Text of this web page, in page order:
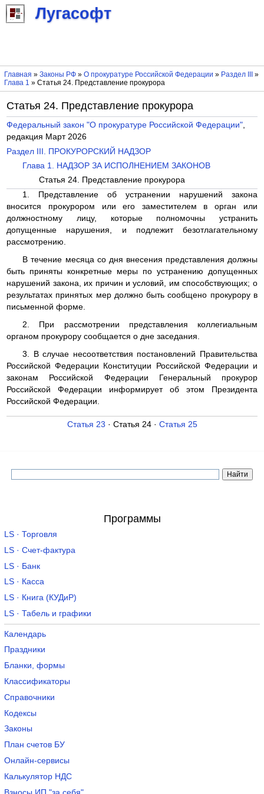
Лугасофт
Главная » Законы РФ» О прокуратуре Российской Федерации » Раздел III
»
Глава 1 » Статья 24. Представление прокурора
Статья 24. Представление прокурора
Федеральный закон "О прокуратуре Российской Федерации",
редакция Март 2026
Раздел III. ПРОКУРОРСКИЙ НАДЗОР
Глава 1. НАДЗОР ЗА ИСПОЛНЕНИЕМ ЗАКОНОВ
Статья 24. Представление прокурора
1. Представление об устранении нарушений закона
вносится прокурором или его заместителем в орган или
должностному лицу, которые полномочны устранить
допущенные нарушения, и подлежит безотлагательному
рассмотрению.
В течение месяца со дня внесения представления должны
быть приняты конкретные меры по устранению допущенных
нарушений закона, их причин и условий, им способствующих; о
результатах принятых мер должно быть сообщено прокурору в
письменной форме.
2. При рассмотрении представления коллегиальным
органом прокурору сообщается о дне заседания.
3. В случае несоответствия постановлений Правительства
Российской Федерации Конституции Российской Федерации и
законам Российской Федерации Генеральный прокурор
Российской Федерации информирует об этом Президента
Российской Федерации.
Статья 23 · Статья 24 · Статья 25
Программы
LS · Торговля
LS · Счет-фактура
LS · Банк
LS · Касса
LS · Книга (КУДиР)
LS · Табель и графики
Календарь
Праздники
Бланки, формы
Классификаторы
Справочники
Кодексы
Законы
План счетов БУ
Онлайн-сервисы
Калькулятор НДС
Взносы ИП "за себя"